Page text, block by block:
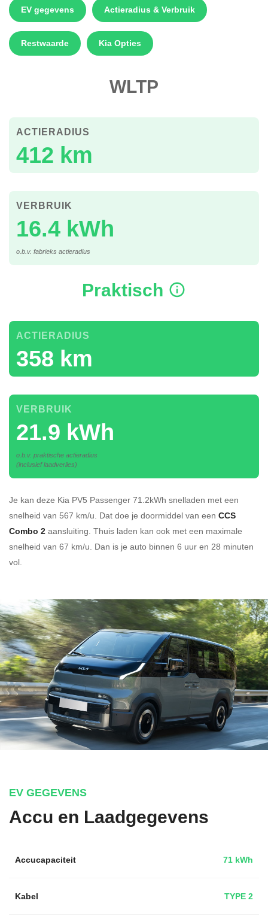
EV gegevens Actieradius & Verbruik
Restwaarde Kia Opties
WLTP
412 km
ACTIERADIUS
16.4 kWh
VERBRUIK
o.b.v. fabrieks actieradius
Praktisch
358 km
ACTIERADIUS
21.9 kWh
VERBRUIK
o.b.v. praktische actieradius
(inclusief laadverlies)
Je kan deze Kia PV5 Passenger 71.2kWh snelladen met een
snelheid van 567 km/u. Dat doe je doormiddel van een CCS
Combo 2 aansluiting. Thuis laden kan ook met een maximale
snelheid van 67 km/u. Dan is je auto binnen 6 uur en 28 minuten
vol.
EV GEGEVENS
Accu en Laadgegevens
Accucapaciteit 71 kWh
Kabel TYPE 2